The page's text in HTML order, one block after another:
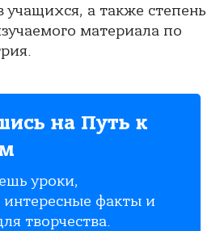
а также степень
материала по
на Путь к
уроки,
интересные факты и
творчества.